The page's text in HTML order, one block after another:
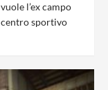
l’ex campo
sportivo